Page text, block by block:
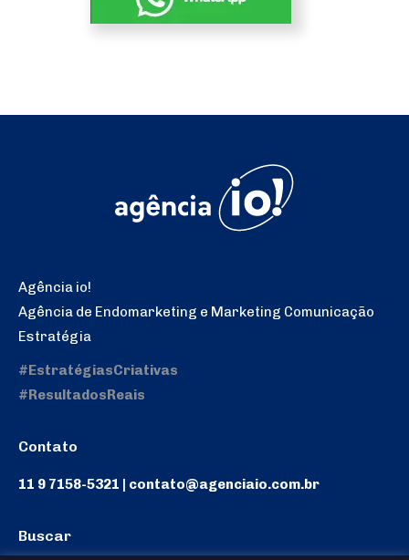
Agência io!
Agência de Endomarketing e Marketing Comunicação
Estratégia
#EstratégiasCriativas
#ResultadosReais
Contato
11 9 7158-5321 | contato@agenciaio.com.br
Buscar